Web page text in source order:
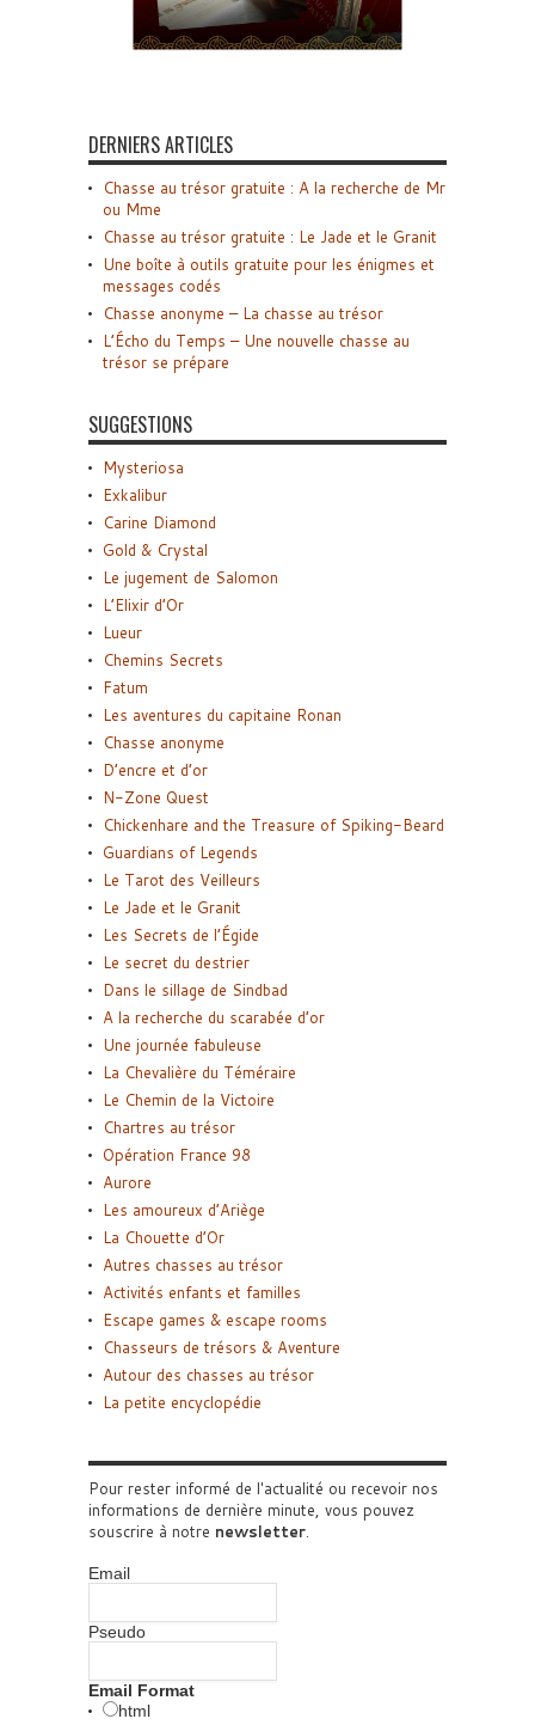
DERNIERS ARTICLES
Chasse au trésor gratuite : A la recherche de Mr
ou Mme
Chasse au trésor gratuite : Le Jade et le Granit
Une boîte à outils gratuite pour les énigmes et
messages codés
Chasse anonyme – La chasse au trésor
L’Écho du Temps – Une nouvelle chasse au
trésor se prépare
SUGGESTIONS
Mysteriosa
Exkalibur
Carine Diamond
Gold & Crystal
Le jugement de Salomon
L’Elixir d’Or
Lueur
Chemins Secrets
Fatum
Les aventures du capitaine Ronan
Chasse anonyme
D’encre et d’or
N-Zone Quest
Chickenhare and the Treasure of Spiking-Beard
Guardians of Legends
Le Tarot des Veilleurs
Le Jade et le Granit
Les Secrets de l’Égide
Le secret du destrier
Dans le sillage de Sindbad
A la recherche du scarabée d’or
Une journée fabuleuse
La Chevalière du Téméraire
Le Chemin de la Victoire
Chartres au trésor
Opération France 98
Aurore
Les amoureux d’Ariège
La Chouette d’Or
Autres chasses au trésor
Activités enfants et familles
Escape games & escape rooms
Chasseurs de trésors & Aventure
Autour des chasses au trésor
La petite encyclopédie
Pour rester informé de l'actualité ou recevoir nos
informations de dernière minute, vous pouvez
souscrire à notre newsletter.
Email
Pseudo
Email Format
html